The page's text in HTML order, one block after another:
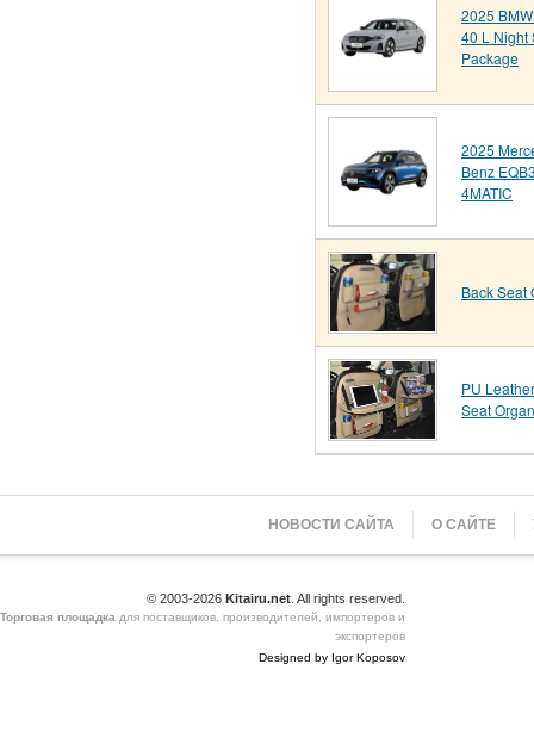
2025
40 L Night
Package
2025
Benz
4MATIC
Back Seat
PU
Seat
НОВОСТИ САЙТА О САЙТЕ
© 2003-2026 Kitairu.net . All rights reserved.
Торговая площадка для поставщиков, производителей, импортеров и
экспортеров
Designed by Igor Koposov